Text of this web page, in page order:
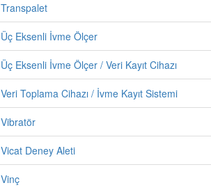
Transpalet
Üç Eksenli İvme Ölçer
Üç Eksenli İvme Ölçer / Veri Kayıt Cihazı
Veri Toplama Cihazı / İvme Kayıt Sistemi
Vibratör
Vicat Deney Aleti
Vinç